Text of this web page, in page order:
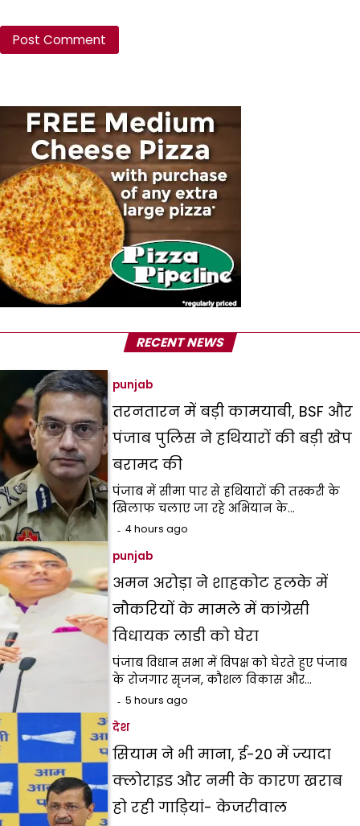
RECENT NEWS
punjab
तरनतारन में बड़ी कामयाबी, BSF और
पंजाब पुलिस ने हथियारों की बड़ी खेप
बरामद की
पंजाब में सीमा पार से हथियारों की तस्करी के
खिलाफ चलाए जा रहे अभियान के…
4 hours ago
punjab
अमन अरोड़ा ने शाहकोट हलके में
नौकरियों के मामले में कांग्रेसी
विधायक लाडी को घेरा
पंजाब विधान सभा में विपक्ष को घेरते हुए पंजाब
के रोजगार सृजन, कौशल विकास और…
5 hours ago
देश
सियाम ने भी माना, ई-20 में ज्यादा
क्लोराइड और नमी के कारण खराब
हो रही गाड़ियां- केजरीवाल